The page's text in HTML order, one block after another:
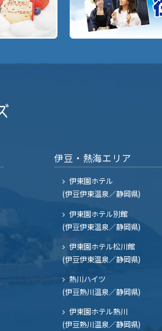
伊豆・熱海エリア
伊東園ホテル
(伊豆伊東温泉／静岡県)
伊東園ホテル別館
(伊豆伊東温泉／静岡県)
伊東園ホテル松川館
(伊豆伊東温泉／静岡県)
熱川ハイツ
(伊豆熱川温泉／静岡県)
伊東園ホテル熱川
(伊豆熱川温泉／静岡県)